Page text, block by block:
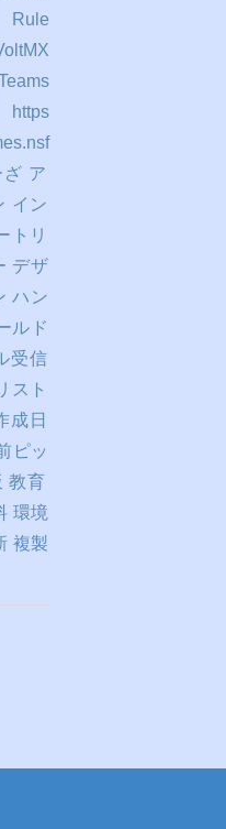
Rule
https
ざ ア
イン
トリ
デザ
ハン
ルド
受信
スト
成日
ピッ
教育
環境
複製